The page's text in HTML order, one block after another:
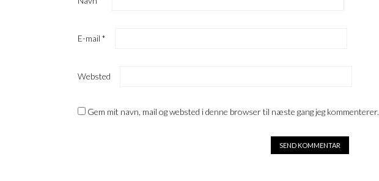
E-mail *
Websted
Gem mit navn, mail og websted i denne browser til næste gang jeg kommenterer.